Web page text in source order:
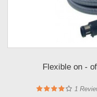
Flexible on -
1